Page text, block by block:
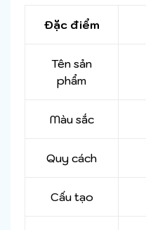
Đặc điểm
Tên sản
phẩm
Màu sắc
Quy cách
Cấu tạo